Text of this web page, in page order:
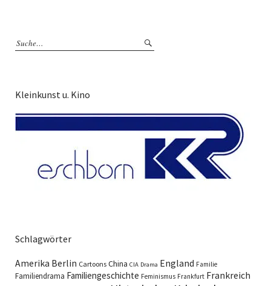
Kleinkunst u. Kino
Schlagwörter
Amerika Berlin Cartoons China CIA Drama England Familie
Familiendrama Familiengeschichte Feminismus Frankfurt Frankreich